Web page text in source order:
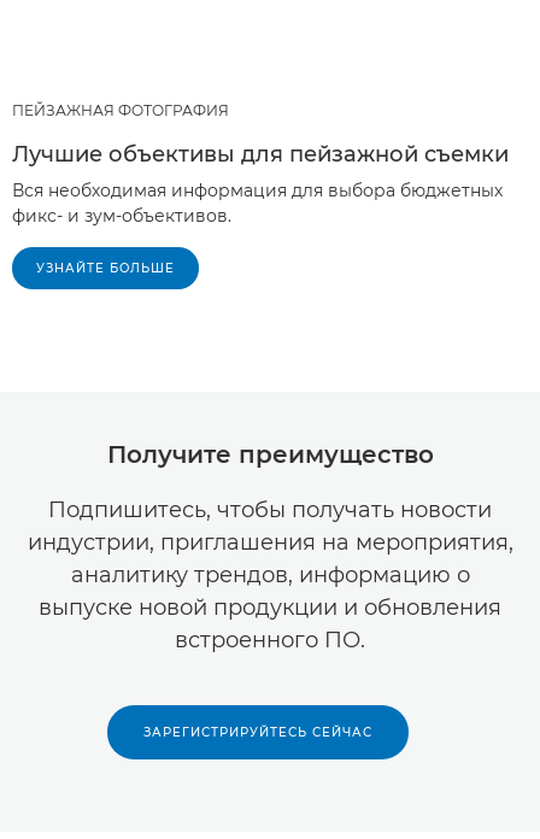
ПЕЙЗАЖНАЯ ФОТОГРАФИЯ
Лучшие объективы для пейзажной съемки
Вся необходимая информация для выбора бюджетных
фикс- и зум-объективов.
УЗНАЙТЕ БОЛЬШЕ
Получите преимущество
Подпишитесь, чтобы получать новости
индустрии, приглашения на мероприятия,
аналитику трендов, информацию о
выпуске новой продукции и обновления
встроенного ПО.
ЗАРЕГИСТРИРУЙТЕСЬ СЕЙЧАС